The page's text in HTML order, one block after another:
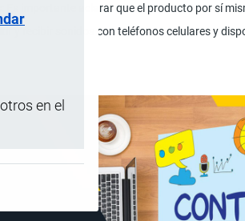
en el
Es importante aclarar que el producto por sí
y recibir sonidos con teléfonos celulares y